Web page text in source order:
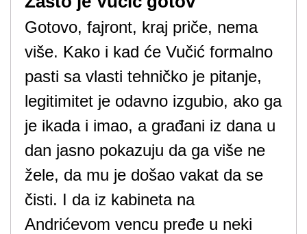
Gotovo, fajront, kraj priče, nema
više. Kako i kad će Vučić formalno
pasti sa vlasti tehničko je pitanje,
legitimitet je odavno izgubio, ako ga
je ikada i imao, a građani iz dana u
dan jasno pokazuju da ga više ne
žele, da mu je došao vakat da se
čisti. I da iz kabineta na
Andrićevom vencu pređe u neki